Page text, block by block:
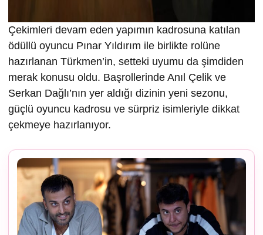
Çekimleri devam eden yapımın kadrosuna katılan
ödüllü oyuncu Pınar Yıldırım ile birlikte rolüne
hazırlanan Türkmen’in, setteki uyumu da şimdiden
merak konusu oldu. Başrollerinde Anıl Çelik ve
Serkan Dağlı’nın yer aldığı dizinin yeni sezonu,
güçlü oyuncu kadrosu ve sürpriz isimleriyle dikkat
çekmeye hazırlanıyor.